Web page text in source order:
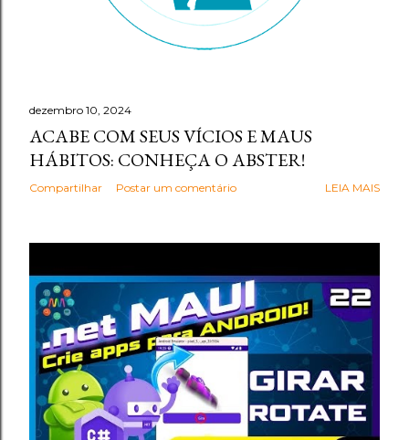
dezembro 10, 2024
ACABE COM SEUS VÍCIOS E MAUS
HÁBITOS: CONHEÇA O ABSTER!
Compartilhar Postar um comentário LEIA MAIS